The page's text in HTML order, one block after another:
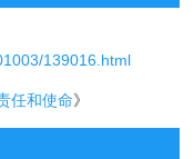
139016.html
任和使命》